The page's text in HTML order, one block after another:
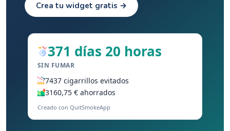
Crea tu widget gratis →
371 días 20 horas
SIN FUMAR
7437 cigarrillos evitados
3160,75 € ahorrados
Creado con QuitSmokeApp